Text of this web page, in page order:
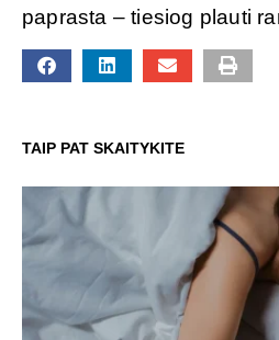
paprasta – tiesiog plauti
TAIP PAT SKAITYKITE